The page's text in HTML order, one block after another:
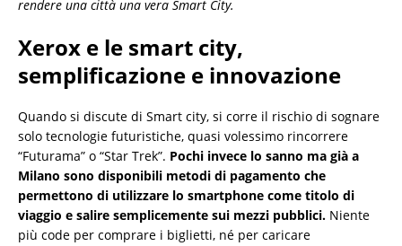
rendere una città una vera Smart City.
Xerox e le smart city,
semplificazione e innovazione
Quando si discute di Smart city, si corre il rischio di sognare
solo tecnologie futuristiche, quasi volessimo rincorrere
“Futurama” o “Star Trek”. Pochi invece lo sanno ma già a
Milano sono disponibili metodi di pagamento che
permettono di utilizzare lo smartphone come titolo di
viaggio e salire semplicemente sui mezzi pubblici. Niente
più code per comprare i biglietti, né per caricare